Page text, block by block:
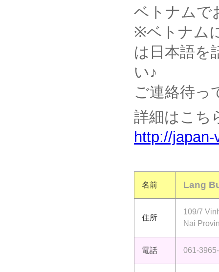
ベトナムで
※ベトナム
は日本語を
い♪
ご連絡待っ
詳細はこち
http://
名前 Lang
住所
109/7
Nai
電話 061-